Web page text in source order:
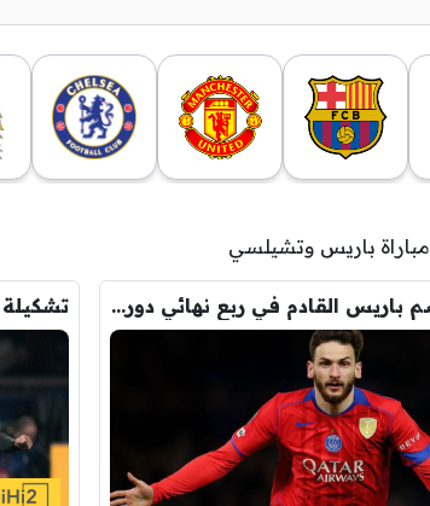
مباراة باريس وتشيلسي
من هو خصم باريس القادم في ربع نهائي دوري أبطال أوروبا؟